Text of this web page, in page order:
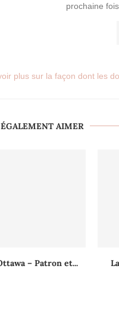
prochaine fois.
plus sur la façon dont les
AIMER
– Patron et...